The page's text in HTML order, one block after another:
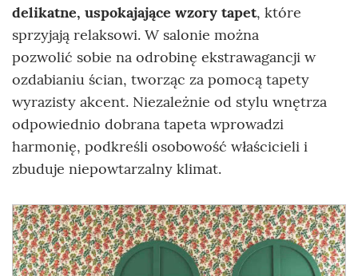
delikatne, uspokajające wzory tapet, które
sprzyjają relaksowi. W salonie można
pozwolić sobie na odrobinę ekstrawagancji w
ozdabianiu ścian, tworząc za pomocą tapety
wyrazisty akcent. Niezależnie od stylu wnętrza
odpowiednio dobrana tapeta wprowadzi
harmonię, podkreśli osobowość właścicieli i
zbuduje niepowtarzalny klimat.